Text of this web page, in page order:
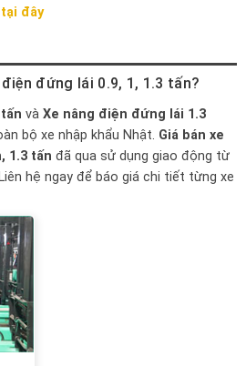
tại đây
đứng lái 0.9, 1, 1.3 tấn?
và Xe nâng điện đứng lái 1.3
bộ xe nhập khẩu Nhật. Giá bán xe
1.3 tấn đã qua sử dụng giao động từ
hệ ngay để báo giá chi tiết từng xe